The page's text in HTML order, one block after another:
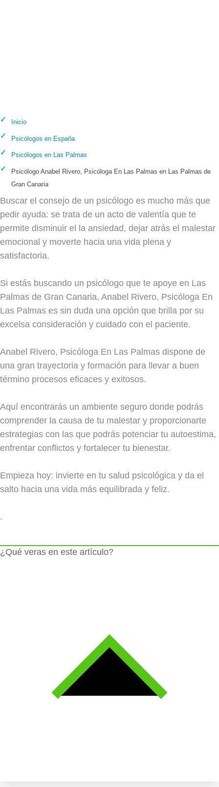
Inicio
Psicólogos en España
Psicólogos en Las Palmas
Psicólogo Anabel Rivero, Psicóloga En Las Palmas en Las Palmas de
Gran Canaria
Buscar el consejo de un psicólogo es mucho más que
pedir ayuda: se trata de un acto de valentía que te
permite disminuir el la ansiedad, dejar atrás el malestar
emocional y moverte hacia una vida plena y
satisfactoria.
Si estás buscando un psicólogo que te apoye en Las
Palmas de Gran Canaria, Anabel Rivero, Psicóloga En
Las Palmas es sin duda una opción que brilla por su
excelsa consideración y cuidado con el paciente.
Anabel Rivero, Psicóloga En Las Palmas dispone de
una gran trayectoria y formación para llevar a buen
término procesos eficaces y exitosos.
Aquí encontrarás un ambiente seguro donde podrás
comprender la causa de tu malestar y proporcionarte
estrategias con las que podrás potenciar tu autoestima,
enfrentar conflictos y fortalecer tu bienestar.
Empieza hoy: invierte en tu salud psicológica y da el
salto hacia una vida más equilibrada y feliz.
.
¿Qué veras en este artículo?